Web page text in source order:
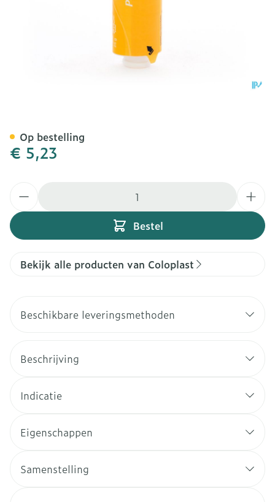
€ 5,23
Bestel
Op bestelling
Bekijk alle producten van Coloplast
Beschikbare leveringsmethoden
Beschrijving
Indicatie
Eigenschappen
Samenstelling